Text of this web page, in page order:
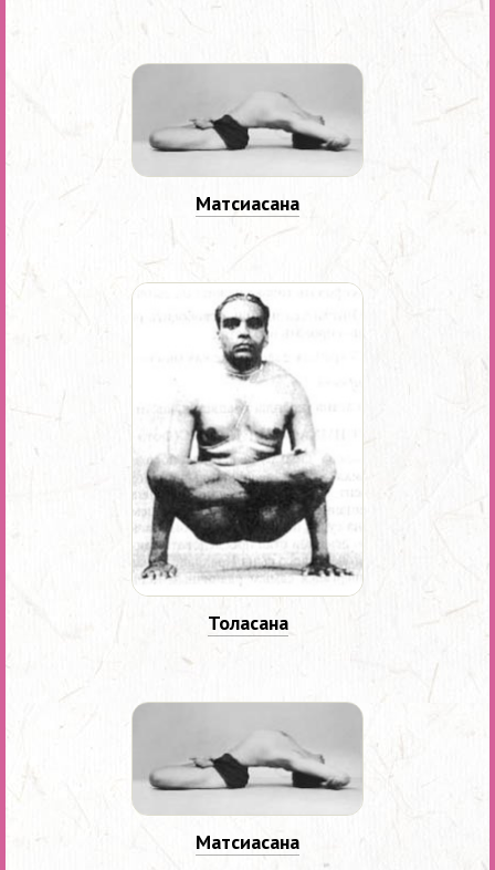
Матсиасана
Толасана
Матсиасана